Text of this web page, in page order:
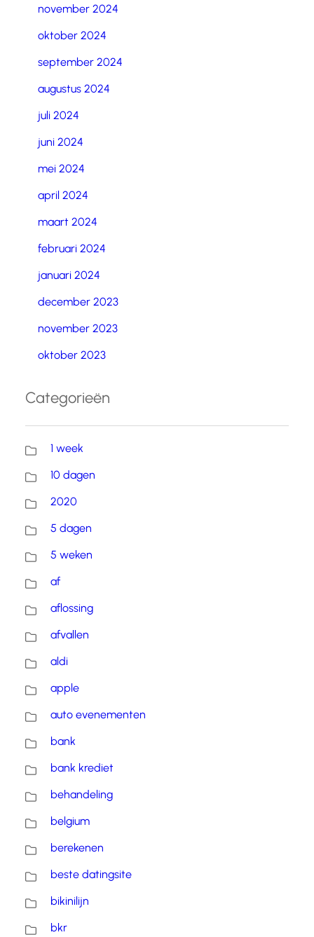
november 2024
oktober 2024
september 2024
augustus 2024
juli 2024
juni 2024
mei 2024
april 2024
maart 2024
februari 2024
januari 2024
december 2023
november 2023
oktober 2023
Categorieën
1 week
10 dagen
2020
5 dagen
5 weken
af
aflossing
afvallen
aldi
apple
auto evenementen
bank
bank krediet
behandeling
belgium
berekenen
beste datingsite
bikinilijn
bkr